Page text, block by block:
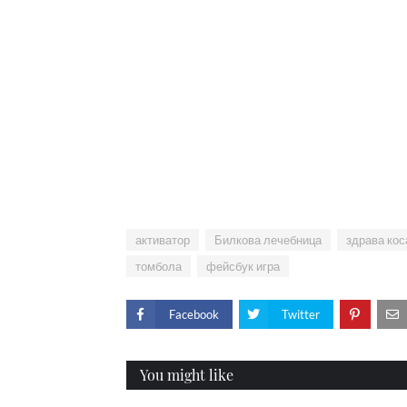
активатор Билкова лечебница здрава
томбола
фейсбук игра
Facebook Twitter
You might like